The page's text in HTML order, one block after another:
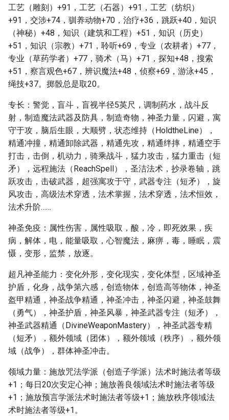
工艺（雕刻）+91，工艺（石器）+91，工艺（纺织）
+91，交涉+74，驯养动物+70，治疗+36，跳跃+40，知识
（神秘）+48，知识（建筑和工程）+51，知识（历史）
+51，知识（宗教）+71，聆听+69，专业（农耕者）+77，
专业（草药学者）+77，骑术（马）+71，探知+48，搜索
+51，察言观色+67，辨识魔法+48，侦察+69，游泳+45，
绳技+37。掷骰总是取20。
专长：警觉，盲斗，盲视半径5英尺，调制药水，战斗反
射，制造魔法武器及防具，制造奇物，神圣力量，闪避，寓
守于攻，脑后生眼，大顺劈，状态维持（HoldtheLine），
精通冲撞，精通卸除武器，精通先攻，精通绊摔，精通空手
打击，击倒，机动力，骑乘战斗，猛力攻击，猛力重击（短
矛），远程施法（ReachSpell），圣洁法术，抄录卷轴，跳
跃攻击，击破武器，超强寓攻于守，武器专注（短矛），旋
风攻击，高级法术穿透，法术掌握，法术穿透，法术恒效，
法术升阶……
神圣免疫：属性伤害，属性吸取，酸，冷，即死效果，疾
病，解体，电，能量吸取，心智魔法，麻痹，毒，睡眠，震
慑，变形，监禁，放逐。
超凡神圣能力：变化外形，变化现实，变化体型，区域神圣
护盾，化身，战争第六感，创造物体，创造高等物体，神圣
盔甲精通，神圣战争精通，神圣冲击，神圣闪避，神圣鼓舞
（勇气），神圣护盾，神圣风暴，神圣武器专注（短矛），
神圣武器精通（DivineWeaponMastery），神圣武器专精
（短矛），额外领域（团体），额外领域（秩序），额外领
域（战争），群体神圣冲击。
领域力量：施放咒法学派（创造子学派）法术时施法者等级
+1；每日20次安定心神；施放善良领域法术时施法者等级
+1；施放预言学派法术时施法者等级+1；施放秩序领域法
术时施法者等级+1。